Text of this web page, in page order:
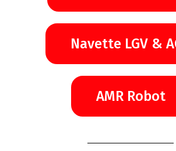
Navette LGV &
AMR Robot